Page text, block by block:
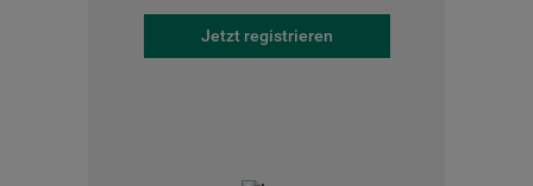
Jetzt registrieren